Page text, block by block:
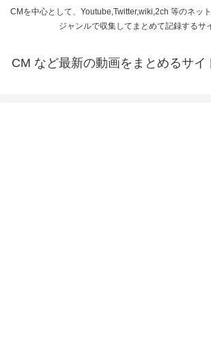
CMを中心として、Youtube,Twitter,wiki,2ch 等のネッ
ジャンルで収集してまとめて記録するサ
CM など最新の動画をまとめるサイ